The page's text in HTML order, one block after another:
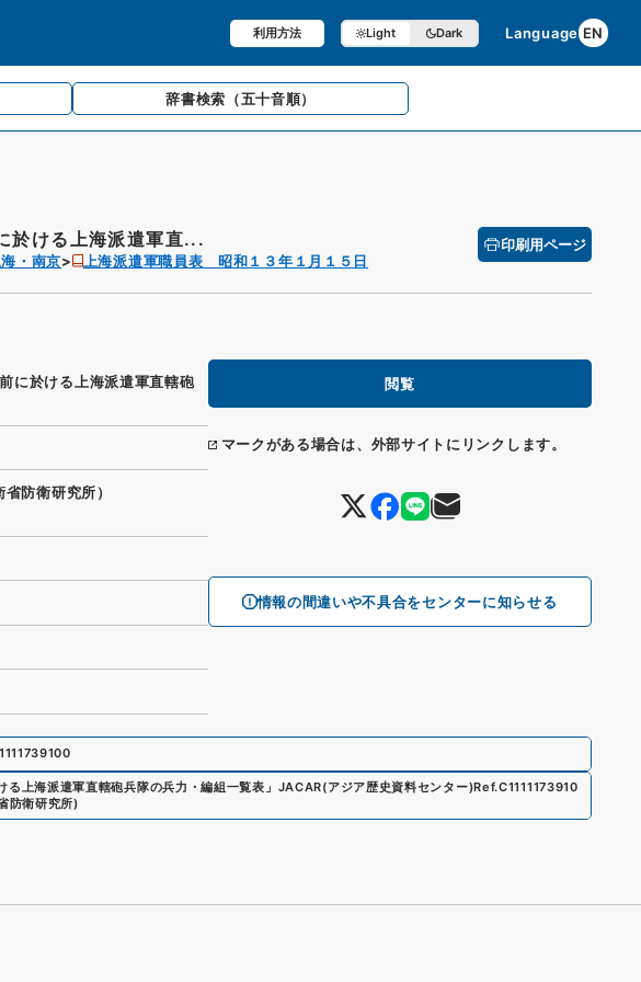
利用方法 Light Dark Language EN
辞書検索 （五十音順）
於ける上海派遣軍直...
・南京 上海派遣軍職員表 昭和１３年１月１５日
印刷用ページ
閲覧
マークがある場合は、外部サイトにリンクします。
情報の間違いや不具合をセンターに知らせる
に於ける上海派遣軍直轄砲
防衛研究所）
上海派遣軍直轄砲兵隊の兵力・編組一覧表 」 JACAR(アジア歴史資料センター)Ref.C1111173910
防衛研究所)